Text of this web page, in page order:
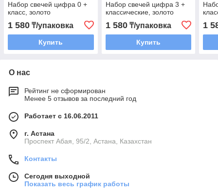
Набор свечей цифра 0 +
класс, золото
1 580 ₸/упаковка
Купить
Набор свечей цифра 3 +
классические, золото
1 580₸/упаковка
Купить
1
О нас
Рейтинг не сформирован
Менее 5 отзывов за последний год
Работает с 16.06.2011
г. Астана
​Проспект Абая, 95/2, Астана, Казахстан
Контакты
Сегодня выходной
Показать весь график работы